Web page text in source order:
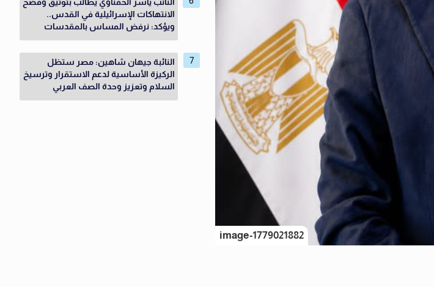
image-1779021882
الانتهاكات الإسرائيلية في القدس..
ويؤكد: نرفض المساس بالمقدسات
النائبة جيهان شاهين: مصر ستظل
الركيزة الأساسية لدعم الاستقرار وترسيخ
السلام وتعزيز وحدة الصف العربي